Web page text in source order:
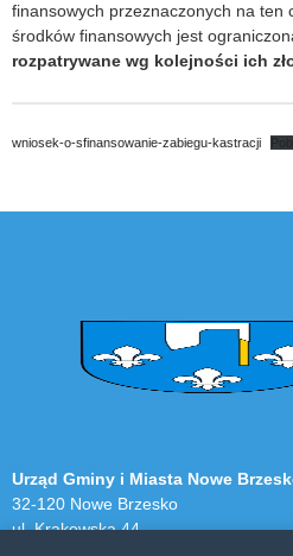
finansowych przeznaczonych na ten
środków finansowych jest
rozpatrywane wg kolejności ich
wniosek-o-sfinansowanie-zabiegu-kastracji
Urząd Gminy i Miasta Nowe
32-120 Nowe Brzesko
ul. Krakowska 44